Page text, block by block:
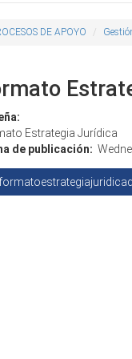
DE APOYO
Estrategia Jurídica
de publicación: